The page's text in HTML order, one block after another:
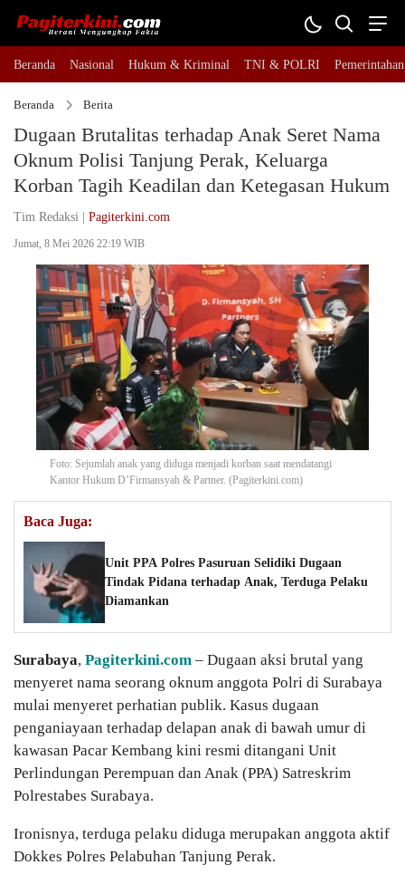
Beranda Nasional Hukum & Kriminal TNI & POLRI Pemerintahan
Beranda Berita
Dugaan Brutalitas terhadap Anak Seret Nama
Oknum Polisi Tanjung Perak, Keluarga
Korban Tagih Keadilan dan Ketegasan Hukum
Tim Redaksi | Pagiterkini.com
Jumat, 8 Mei 2026 22:19 WIB
Foto: Sejumlah anak yang diduga menjadi korban saat mendatangi
Kantor Hukum D’Firmansyah & Partner. (Pagiterkini.com)
Baca Juga:
Unit PPA Polres Pasuruan Selidiki Dugaan
Tindak Pidana terhadap Anak, Terduga Pelaku
Diamankan
Surabaya, Pagiterkini.com – Dugaan aksi brutal yang
menyeret nama seorang oknum anggota Polri di Surabaya
mulai menyeret perhatian publik. Kasus dugaan
penganiayaan terhadap delapan anak di bawah umur di
kawasan Pacar Kembang kini resmi ditangani Unit
Perlindungan Perempuan dan Anak (PPA) Satreskrim
Polrestabes Surabaya.
Ironisnya, terduga pelaku diduga merupakan anggota aktif
Dokkes Polres Pelabuhan Tanjung Perak.